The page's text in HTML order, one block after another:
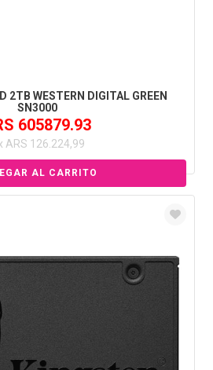
2TB WESTERN DIGITAL GREEN
SN3000
605879.93
ARS 126.224,99